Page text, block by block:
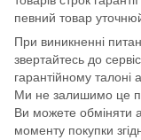
певний товар
При виникненні
звертайтесь до
гарантійному
Ми не залишимо це
Ви можете обміняти
моменту покупки